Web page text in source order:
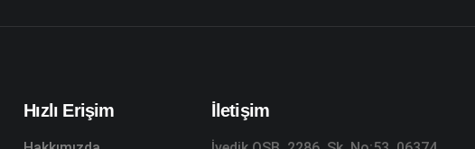
Hızlı Erişim İletişim